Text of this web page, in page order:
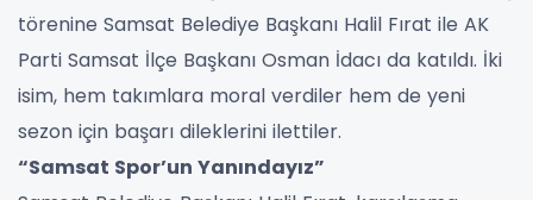
törenine Samsat Belediye Başkanı Halil Fırat ile AK
Parti Samsat İlçe Başkanı Osman İdacı da katıldı. İki
isim, hem takımlara moral verdiler hem de yeni
sezon için başarı dileklerini ilettiler.
“Samsat Spor’un Yanındayız”